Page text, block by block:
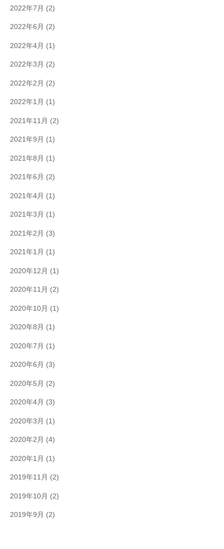
2022年7月 (2)
2022年6月 (2)
2022年4月 (1)
2022年3月 (2)
2022年2月 (2)
2022年1月 (1)
2021年11月 (2)
2021年9月 (1)
2021年8月 (1)
2021年6月 (2)
2021年4月 (1)
2021年3月 (1)
2021年2月 (3)
2021年1月 (1)
2020年12月 (1)
2020年11月 (2)
2020年10月 (1)
2020年8月 (1)
2020年7月 (1)
2020年6月 (3)
2020年5月 (2)
2020年4月 (3)
2020年3月 (1)
2020年2月 (4)
2020年1月 (1)
2019年11月 (2)
2019年10月 (2)
2019年9月 (2)